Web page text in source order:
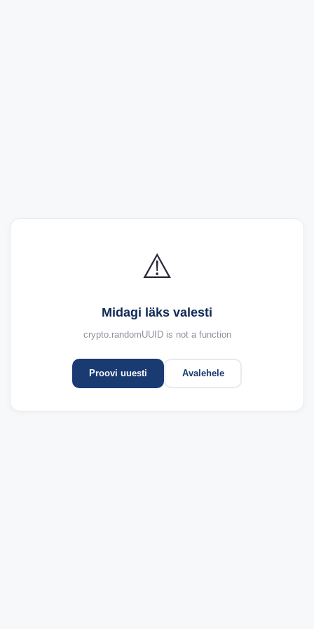
⚠️
Midagi läks valesti
crypto.randomUUID is not a function
Proovi uuesti Avalehele